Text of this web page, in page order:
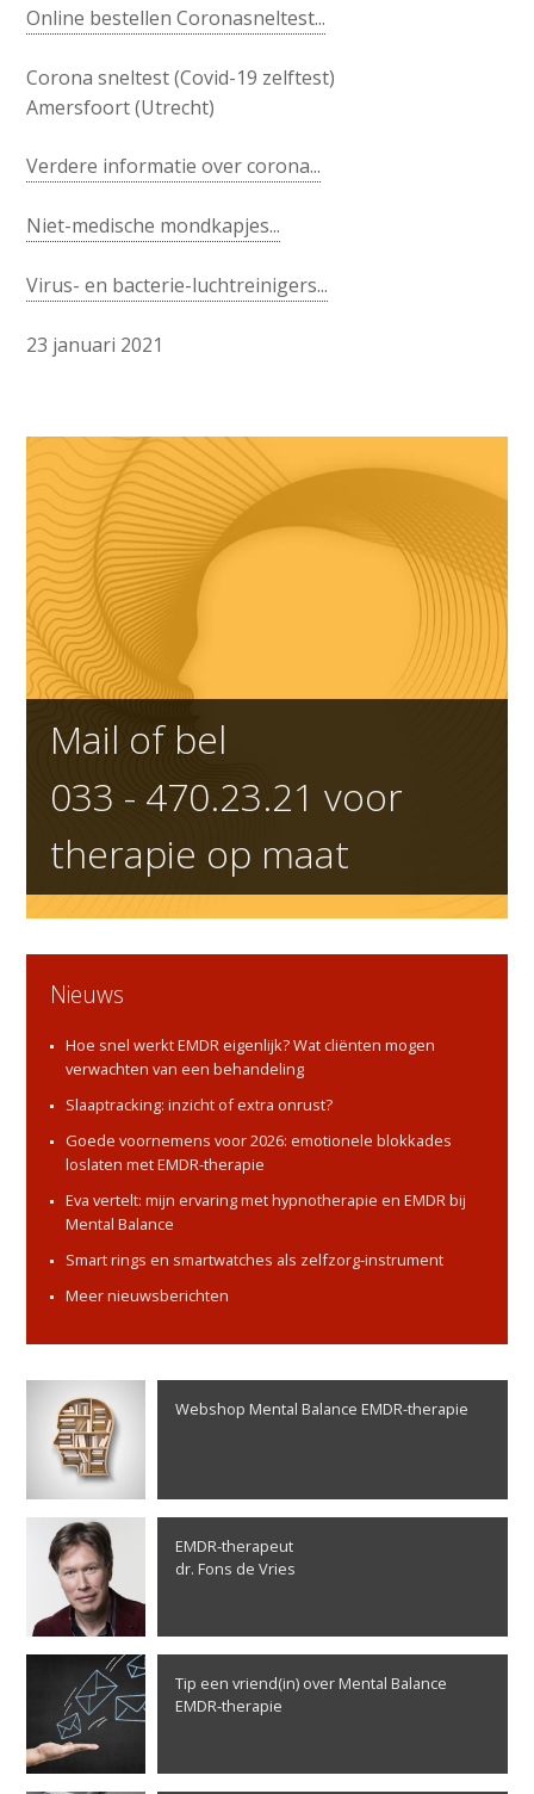
Online bestellen Coronasneltest...
Corona sneltest (Covid-19 zelftest)
Amersfoort (Utrecht)
Verdere informatie over corona...
Niet-medische mondkapjes...
Virus- en bacterie-luchtreinigers...
23 januari 2021
Mail of bel
033 - 470.23.21 voor
therapie op maat
Nieuws
Hoe snel werkt EMDR eigenlijk? Wat cliënten mogen
verwachten van een behandeling
Slaaptracking: inzicht of extra onrust?
Goede voornemens voor 2026: emotionele blokkades
loslaten met EMDR-therapie
Eva vertelt: mijn ervaring met hypnotherapie en EMDR bij
Mental Balance
Smart rings en smartwatches als zelfzorg-instrument
Meer nieuwsberichten
Webshop Mental Balance EMDR-therapie
EMDR-therapeut
dr. Fons de Vries
Tip een vriend(in) over Mental Balance
EMDR-therapie